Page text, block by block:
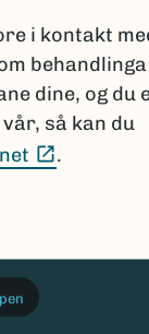
i kontakt
dine, og du
så kan du
.